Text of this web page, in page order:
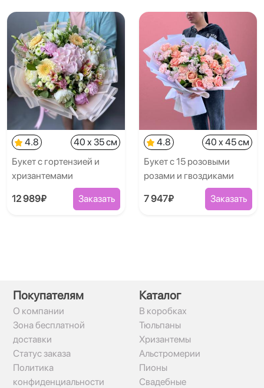
4.8
40 x 35 см
Букет с гортензией и
хризантемами
12 989₽ Заказать
4.8
40 x 45 см
Букет с 15 розовыми
розами и гвоздиками
7 947₽ Заказать
Покупателям
О компании
Зона бесплатной
доставки
Статус заказа
Политика
конфиденциальности
Каталог
В коробках
Тюльпаны
Хризантемы
Альстромерии
Пионы
Свадебные